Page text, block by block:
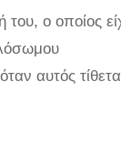
του, ο οποίος
αυτός
προσπαθεί να